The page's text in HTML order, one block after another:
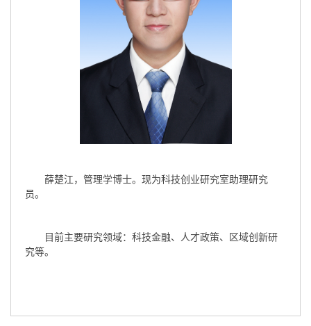
薛楚江，管理学博士。现为科技创业研究室助理研究
员。
目前主要研究领域：科技金融、人才政策、区域创新研
究等。